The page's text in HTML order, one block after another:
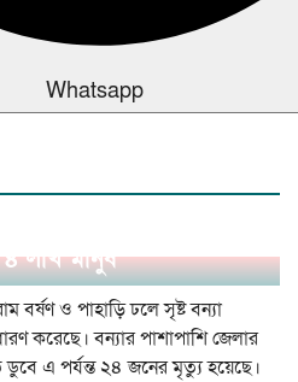
Whatsapp
ভয়াবহ বিপর্যয়:
৪ লাখ মানুষ
বর্ষণ ও পাহাড়ি ঢলে সৃষ্ট বন্যা
করেছে। বন্যার পাশাপাশি জেলার
ডুবে এ পর্যন্ত ২৪ জনের মৃত্যু হয়েছে।